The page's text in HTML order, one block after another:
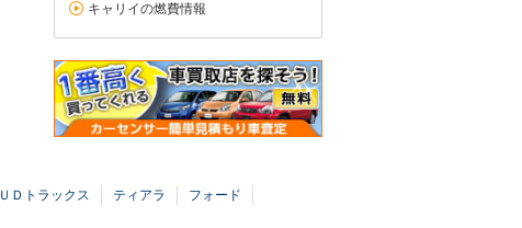
キャリイの燃費情報
ＵＤトラックス ティアラ
フォード